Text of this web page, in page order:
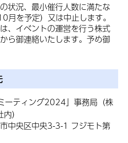
状況、最小催行人数に満たな
月を予定）又は中止します。
、イベントの運営を行う株式
ら御連絡いたします。予め御
ーティング2024」事務局（株
）
中央区中央3-3-1 フジモト第